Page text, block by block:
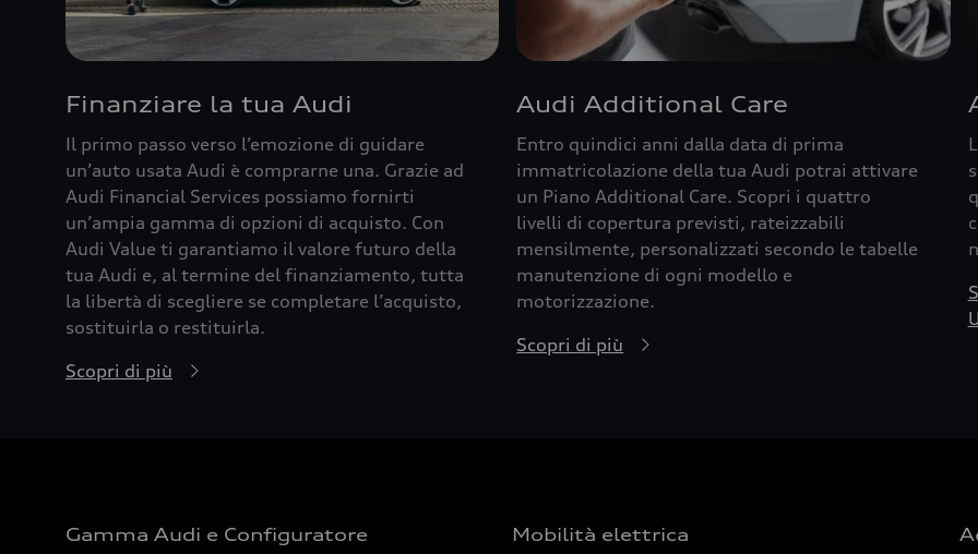
Finanziare la tua Audi
Il primo passo verso l’emozione di guidare
un’auto usata Audi è comprarne una. Grazie ad
Audi Financial Services possiamo fornirti
un’ampia gamma di opzioni di acquisto. Con
Audi Value ti garantiamo il valore futuro della
tua Audi e, al termine del finanziamento, tutta
la libertà di scegliere se completare l’acquisto,
sostituirla o restituirla.
Scopri di più
Audi Additional Care
Entro quindici anni dalla data di prima
immatricolazione della tua Audi potrai attivare
un Piano Additional Care. Scopri i quattro
livelli di copertura previsti, rateizzabili
mensilmente, personalizzati secondo le tabelle
manutenzione di ogni modello e
motorizzazione.
Scopri di più
Gamma Audi e Configuratore Mobilità elettrica